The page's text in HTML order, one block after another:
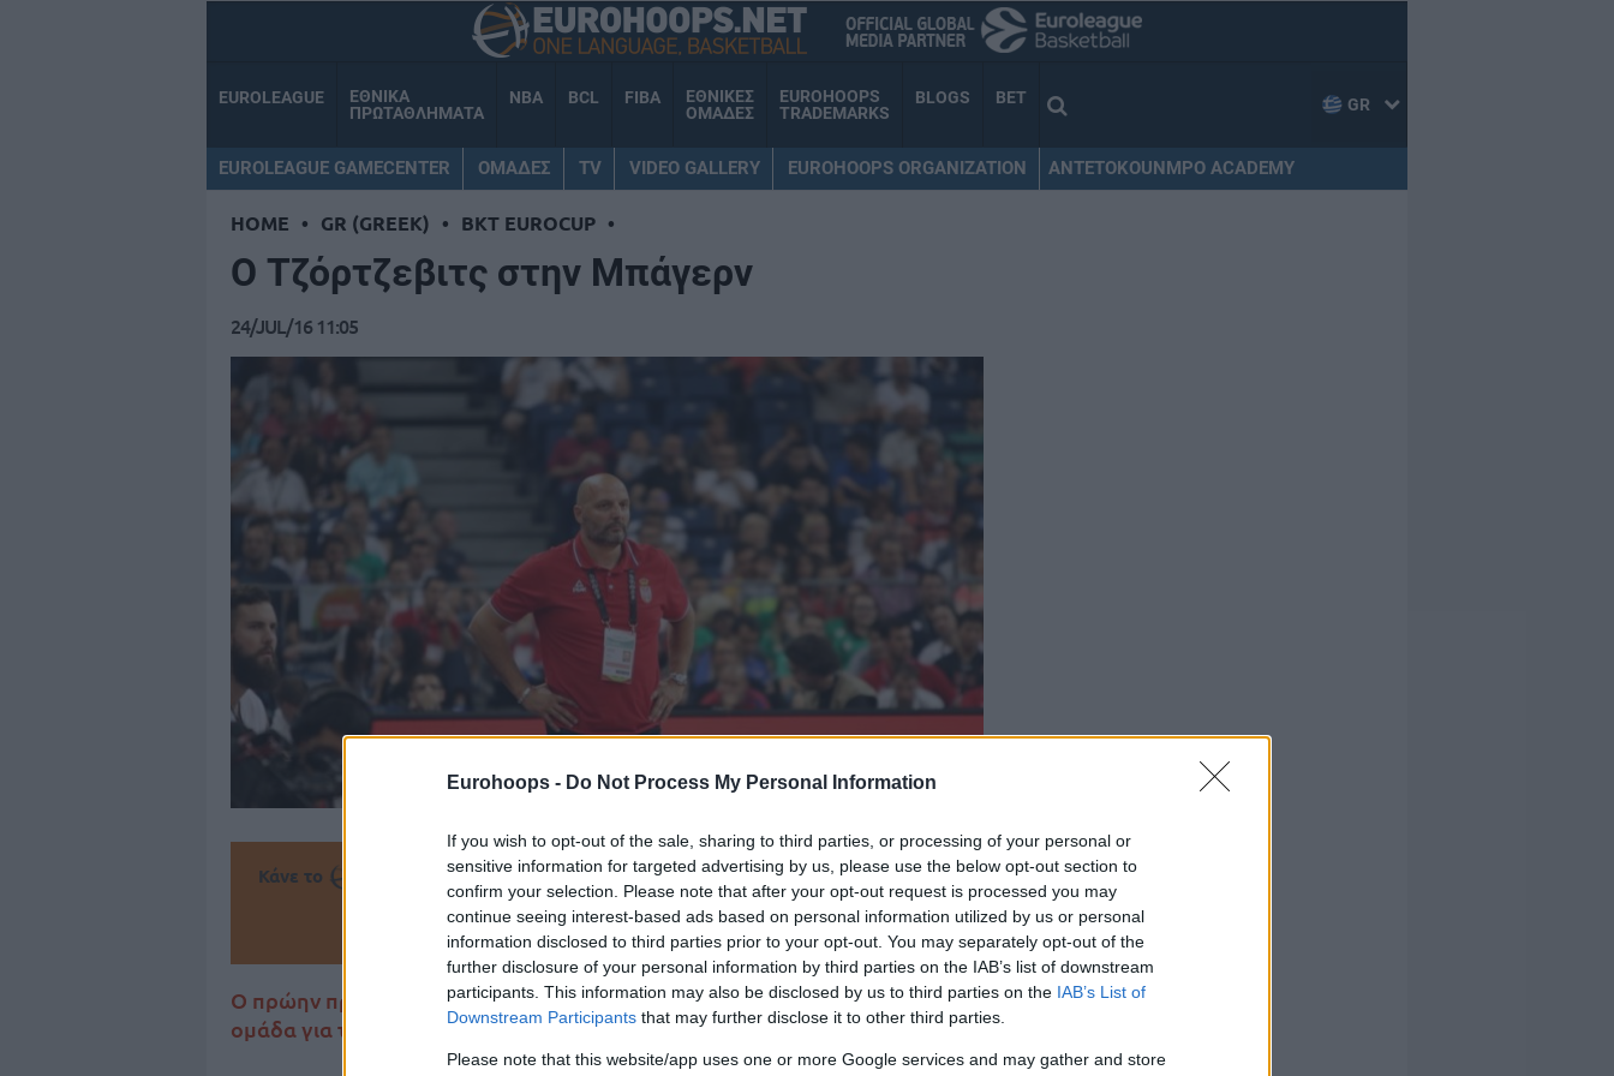
Eurohoops - Do Not Process My Personal Information
If you wish to opt-out of the sale, sharing to third parties, or processing of your personal or
sensitive information for targeted advertising by us, please use the below opt-out section to
confirm your selection. Please note that after your opt-out request is processed you may
continue seeing interest-based ads based on personal information utilized by us or personal
information disclosed to third parties prior to your opt-out. You may separately opt-out of the
further disclosure of your personal information by third parties on the IAB’s list of downstream
participants. This information may also be disclosed by us to third parties on the IAB’s List of
Downstream Participants that may further disclose it to other third parties.
Please note that this website/app uses one or more Google services and may gather and store
EUROLEAGUE
ΕΘΝΙΚΑ
ΠΡΩΤΑΘΛΗΜΑΤΑ
NBA BCL FIBA
ΕΘΝΙΚΕΣ
ΟΜΑΔΕΣ
EUROHOOPS
TRADEMARKS
BLOGS BET GR
EUROLEAGUE GAMECENTER ΟΜΑΔΕΣ TV VIDEO GALLERY EUROHOOPS ORGANIZATION ANTETOKOUNMPO ACADEMY
HOME • GR (GREEK) • BKT EUROCUP •
Ο Τζόρτζεβιτς στην Μπάγερν
24/JUL/16 11:05
Κάνε το την Αγαπημένη σου πηγή για Μπασκετική Ενημέρωση.
Πρόσθεσε το Eurohoops στην Google
Ο πρώην προπονητής του Παναθηναϊκού συμφώνησε με τη γερμανική
ομάδα για τα επόμενα τρία χρόνια.